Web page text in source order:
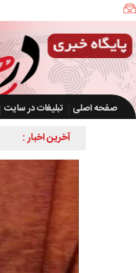
صفحه اصلی تبلیغات در سایت
آخرین اخبار :